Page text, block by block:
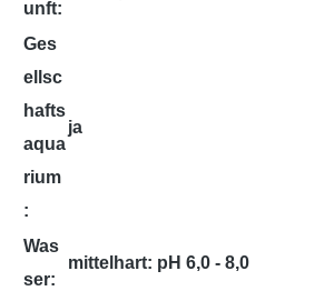
unft:
Ges
ellsc
hafts
aqua
rium
:
ja
Was
ser:
mittelhart: pH 6,0 - 8,0